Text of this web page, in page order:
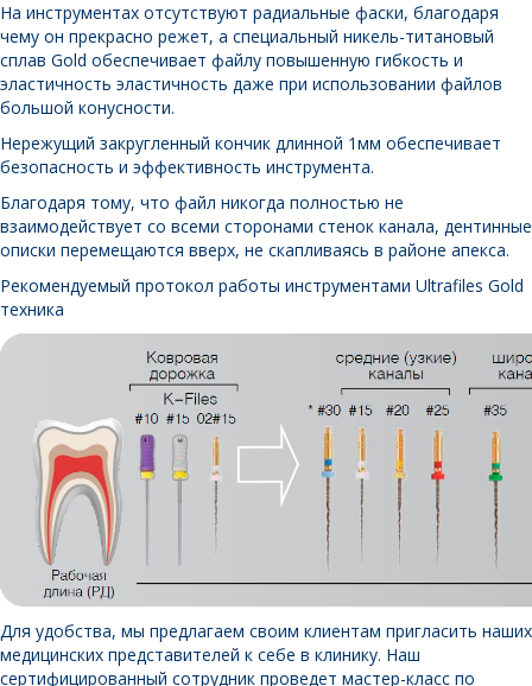
На инструментах отсутствуют радиальные фаски, благодаря
чему он прекрасно режет, а специальный никель-титановый
сплав Gold обеспечивает файлу повышенную гибкость и
эластичность эластичность даже при использовании файлов
большой конусности.
Нережущий закругленный кончик длинной 1мм обеспечивает
безопасность и эффективность инструмента.
Благодаря тому, что файл никогда полностью не
взаимодействует со всеми сторонами стенок канала, дентинные
описки перемещаются вверх, не скапливаясь в районе апекса.
Рекомендуемый протокол работы инструментами Ultrafiles Gold
техника
Для удобства, мы предлагаем своим клиентам пригласить наших
медицинских представителей к себе в клинику. Наш
сертифицированный сотрудник проведет мастер-класс по